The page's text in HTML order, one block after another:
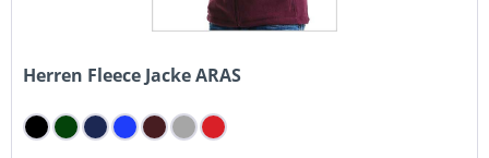
Herren Fleece Jacke ARAS